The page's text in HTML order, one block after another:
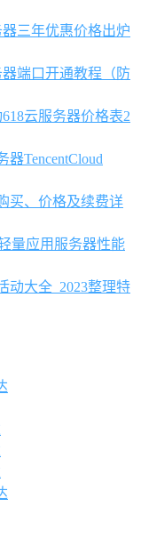
三年优惠价格出炉
端口开通教程（防
云服务器价格表2
TencentCloud
买、价格及续费详
量应用服务器性能
动大全_2023整理特